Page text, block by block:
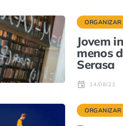
ORGANIZAR
Jovem
menos
Serasa
14/08/23
ORGANIZAR